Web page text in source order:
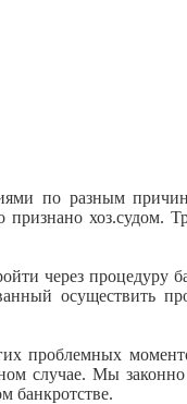
по разным
хоз.судом.
через процедуру
осуществить
проблемных
случае. Мы
банкротстве.